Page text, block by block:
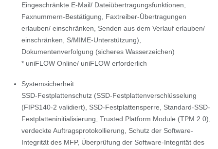
Eingeschränkte E-Mail/ Dateiübertragungsfunktionen,
Faxnummern-Bestätigung, Faxtreiber-Übertragungen
erlauben/ einschränken, Senden aus dem Verlauf erlauben/
einschränken, S/MIME-Unterstützung),
Dokumentenverfolgung (sicheres Wasserzeichen)
* uniFLOW Online/ uniFLOW erforderlich
Systemsicherheit
SSD-Festplattenschutz (SSD-Festplattenverschlüsselung
(FIPS140-2 validiert), SSD-Festplattensperre, Standard-SSD-
Festplatteninitialisierung, Trusted Platform Module (TPM 2.0),
verdeckte Auftragsprotokollierung, Schutz der Software-
Integrität des MFP, Überprüfung der Software-Integrität des